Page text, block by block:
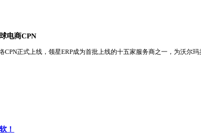
年度全球合作伙伴奖，行业领导地位获权威认可
产品能力与市场口碑，荣获Buy with Prime and Multi-
现了亚马逊评审团对领星ERP的产品力、创新力与技